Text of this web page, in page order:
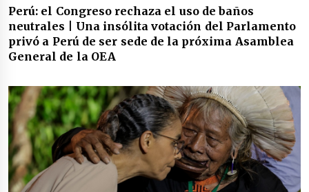
Perú: el Congreso rechaza el uso de baños
neutrales | Una insólita votación del Parlamento
privó a Perú de ser sede de la próxima Asamblea
General de la OEA